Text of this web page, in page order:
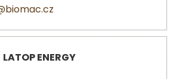
LATOP ENERGY